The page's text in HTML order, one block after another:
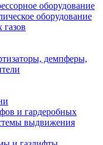
оборудование
оборудование
демпферы,
и гардеробных
выдвижения